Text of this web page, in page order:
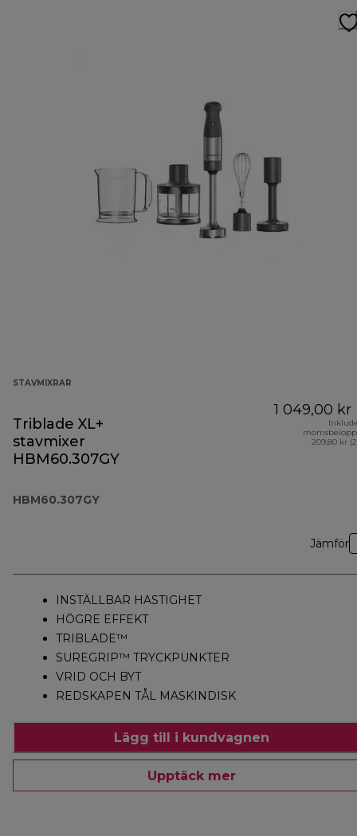
STAVMIXRAR
Triblade XL+
stavmixer
HBM60.307GY
HBM60.307GY
1 049,00 kr
209,80 kr
Jämför
INSTÄLLBAR HASTIGHET
HÖGRE EFFEKT
TRIBLADE™
SUREGRIP™ TRYCKPUNKTER
VRID OCH BYT
REDSKAPEN TÅL MASKINDISK
Lägg till i kundvagnen
Upptäck mer